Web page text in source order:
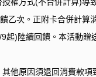
乙次。正附卡合併計算
9起)陸續回饋。本活動贈
他原因須退回消費款